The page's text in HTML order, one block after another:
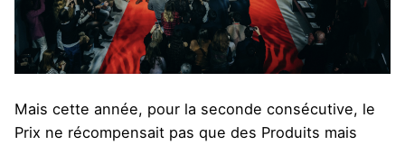
Mais cette année, pour la seconde consécutive, le
Prix ne récompensait pas que des Produits mais